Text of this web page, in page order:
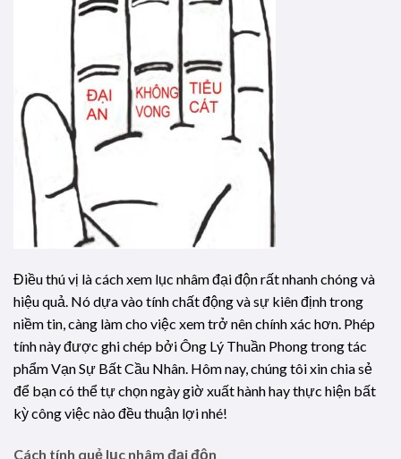
Điều thú vị là cách xem lục nhâm đại độn rất nhanh chóng và
hiệu quả. Nó dựa vào tính chất động và sự kiên định trong
niềm tin, càng làm cho việc xem trở nên chính xác hơn. Phép
tính này được ghi chép bởi Ông Lý Thuần Phong trong tác
phẩm Vạn Sự Bất Cầu Nhân. Hôm nay, chúng tôi xin chia sẻ
để bạn có thể tự chọn ngày giờ xuất hành hay thực hiện bất
kỳ công việc nào đều thuận lợi nhé!
Cách tính quẻ lục nhâm đại độn